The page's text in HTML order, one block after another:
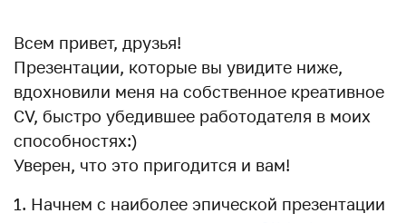
Всем привет, друзья!
Презентации, которые вы увидите ниже,
вдохновили меня на собственное креативное
CV, быстро убедившее работодателя в моих
способностях:)
Уверен, что это пригодится и вам!
1. Начнем с наиболее эпической презентации